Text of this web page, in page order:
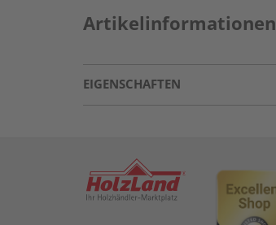
Artikelinformationen
EIGENSCHAFTEN